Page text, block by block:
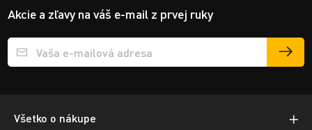
Akcie a zľavy na váš e-mail z prvej ruky
Přihlášení e-mailu k odběru
Všetko o nákupe